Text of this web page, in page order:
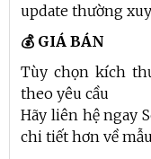
update thường
💰 GIÁ BÁN
Tùy chọn kích
theo yêu cầu
Hãy liên hệ ngay
chi tiết hơn về